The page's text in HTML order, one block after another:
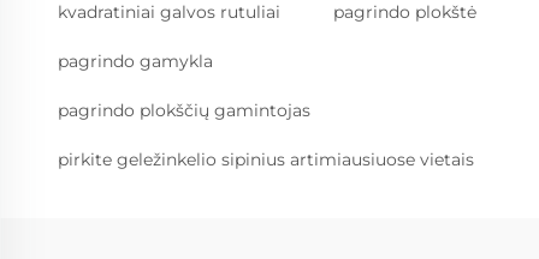
kvadratiniai galvos rutuliai pagrindo plokštė
pagrindo gamykla
pagrindo plokščių gamintojas
pirkite geležinkelio sipinius artimiausiuose vietais